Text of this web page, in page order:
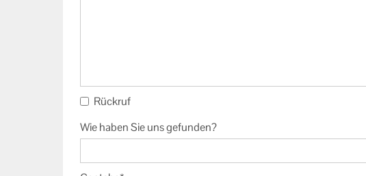
Rückruf
Wie haben Sie uns gefunden?